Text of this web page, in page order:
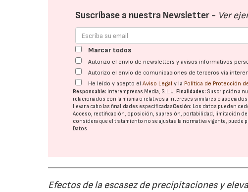
Suscríbase a nuestra Newsletter - Ver
Marcar todos
Autorizo el envío de newsletters y avisos informativos
Autorizo el envío de comunicaciones de terceros vía
He leído y acepto elAviso Legal y la Política de Protección
Responsable: Interempresas Media, S.L.U. Finalidades: Suscripción a
relacionados con la misma o relativos a intereses similares o
llevar a cabo las finalidades especificadasCesión: Los datos pueden
Acceso, rectificación, oposición, supresión, portabilidad, limitación
considera que el tratamiento no se ajusta a la normativa vigente, puede
Datos
Efectos de la escasez de precipitaciones y